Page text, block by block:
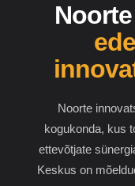
Noorte
kogukonda, kus
ettevõtjate
Keskus on